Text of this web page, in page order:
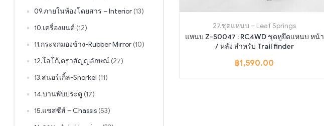
27.ชุดแหนบ – Leaf Springs
แหนบ Z-S0047 : RC4WD ชุดหูยึดแหนบ หน้า
/ หลัง สำหรับ Trail finder
฿1,590.00
09.ภายในห้องโดยสาร – Interior (13)
10.เครื่องยนต์ (12)
11.กระจกมองข้าง-Rubber Mirror (10)
12.โลโก้,ตราสัญญลักษณ์ (27)
13.สนอร์เกิ้ล-Snorkel (11)
14.บานพับประตู (17)
15.แชสซีส์ – Chassis (53)